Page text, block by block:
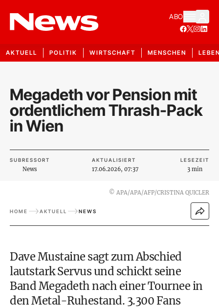
ABO
AKTUELL POLITIK WIRTSCHAFT MENSCHEN
Megadeth vor Pension mit
ordentlichem Thrash-Pack
in Wien
SUBRESSORT
News
AKTUALISIERT
17.06.2026, 07:37
LESEZEIT
3 min
© APA/APA/AFP/CRISTINA QUICLER
HOME AKTUELL NEWS
Dave Mustaine sagt zum Abschied
lautstark Servus und schickt seine
Band Megadeth nach einer Tournee in
den Metal-Ruhestand. 3.300 Fans